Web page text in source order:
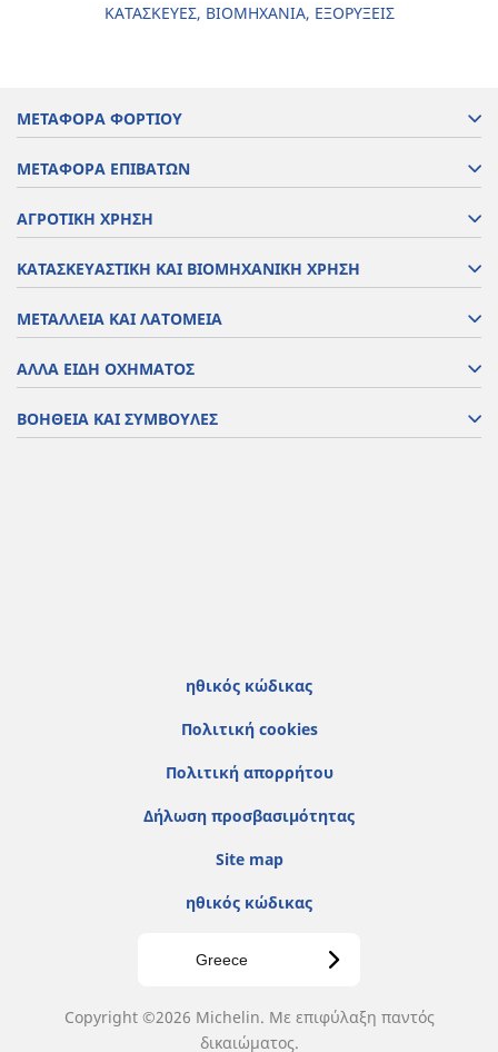
ΚΑΤΑΣΚΕΥΕΣ, ΒΙΟΜΗΧΑΝΙΑ, ΕΞΟΡΥΞΕΙΣ
ΜΕΤΑΦΟΡΑ ΦΟΡΤΙΟΥ
ΜΕΤΑΦΟΡΑ ΕΠΙΒΑΤΩΝ
ΑΓΡΟΤΙΚΗ ΧΡΗΣΗ
ΚΑΤΑΣΚΕΥΑΣΤΙΚΗ ΚΑΙ ΒΙΟΜΗΧΑΝΙΚΗ ΧΡΗΣΗ
ΜΕΤΑΛΛΕΙΑ ΚΑΙ ΛΑΤΟΜΕΙΑ
ΑΛΛΑ ΕΙΔΗ ΟΧΗΜΑΤΟΣ
ΒΟΗΘΕΙΑ ΚΑΙ ΣΥΜΒΟΥΛΕΣ
ηθικός κώδικας
Πολιτική cookies
Πολιτική απορρήτου
Δήλωση προσβασιμότητας
Site map
ηθικός κώδικας
Greece
Copyright ©2026 Michelin. Με επιφύλαξη παντός
δικαιώματος.